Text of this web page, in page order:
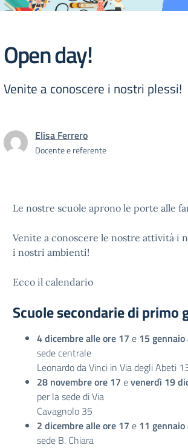
Open day!
Venite a conoscere i nostri plessi!
Elisa Ferrero
Docente e referente
Le nostre scuole aprono le porte alle
Venite a conoscere le nostre attività i
i nostri ambienti!
Ecco il calendario
Scuole secondarie di primo
4 dicembre alle ore 17 e 15
sede centrale
Leonardo da Vinci in Via degli Abeti
28 novembre ore 17 evenerdì 19
per la sede di Via
Cavagnolo 35
2 dicembre alle ore 17 e 11
sede B. Chiara